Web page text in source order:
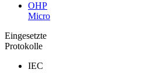
OHP
Micro
Eingesetzte
Protokolle
IEC